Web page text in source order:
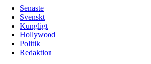
Senaste
Svenskt
Kungligt
Hollywood
Politik
Redaktion